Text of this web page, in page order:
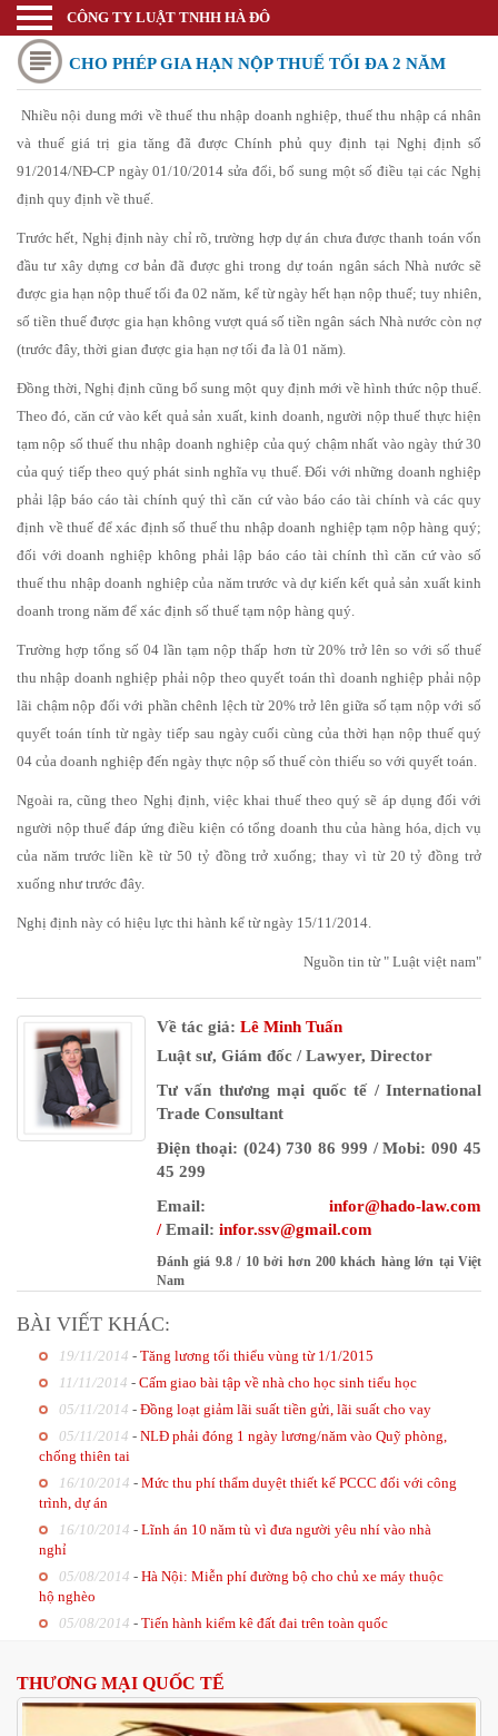
Luật sư
Trang chủ
Thương mại quốc tế
Thành lập doanh nghiệp
Thay đổi đăng ký kinh doanh
Bảo hộ nhãn hiệu
Bảo hộ kiểu dáng sáng chế
Bảo hộ bản quyền tác giả
Giấy phép Y tế - Văn Hóa
Thư viện pháp luật
CÔNG TY LUẬT TNHH HÀ ĐÔ
CHO PHÉP GIA HẠN NỘP THUẾ TỐI ĐA 2 NĂM
Nhiều nội dung mới về thuế thu nhập doanh nghiệp, thuế thu nhập cá nhân
và thuế giá trị gia tăng đã được Chính phủ quy định tại Nghị định số
91/2014/NĐ-CP ngày 01/10/2014 sửa đổi, bổ sung một số điều tại các Nghị
định quy định về thuế.
Trước hết, Nghị định này chỉ rõ, trường hợp dự án chưa được thanh toán vốn
đầu tư xây dựng cơ bản đã được ghi trong dự toán ngân sách Nhà nước sẽ
được gia hạn nộp thuế tối đa 02 năm, kể từ ngày hết hạn nộp thuế; tuy nhiên,
số tiền thuế được gia hạn không vượt quá số tiền ngân sách Nhà nước còn nợ
(trước đây, thời gian được gia hạn nợ tối đa là 01 năm).
Đồng thời, Nghị định cũng bổ sung một quy định mới về hình thức nộp thuế.
Theo đó, căn cứ vào kết quả sản xuất, kinh doanh, người nộp thuế thực hiện
tạm nộp số thuế thu nhập doanh nghiệp của quý chậm nhất vào ngày thứ 30
của quý tiếp theo quý phát sinh nghĩa vụ thuế. Đối với những doanh nghiệp
phải lập báo cáo tài chính quý thì căn cứ vào báo cáo tài chính và các quy
định về thuế để xác định số thuế thu nhập doanh nghiệp tạm nộp hàng quý;
đối với doanh nghiệp không phải lập báo cáo tài chính thì căn cứ vào số
thuế thu nhập doanh nghiệp của năm trước và dự kiến kết quả sản xuất kinh
doanh trong năm để xác định số thuế tạm nộp hàng quý.
Trường hợp tổng số 04 lần tạm nộp thấp hơn từ 20% trở lên so với số thuế
thu nhập doanh nghiệp phải nộp theo quyết toán thì doanh nghiệp phải nộp
lãi chậm nộp đối với phần chênh lệch từ 20% trở lên giữa số tạm nộp với số
quyết toán tính từ ngày tiếp sau ngày cuối cùng của thời hạn nộp thuế quý
04 của doanh nghiệp đến ngày thực nộp số thuế còn thiếu so với quyết toán.
Ngoài ra, cũng theo Nghị định, việc khai thuế theo quý sẽ áp dụng đối với
người nộp thuế đáp ứng điều kiện có tổng doanh thu của hàng hóa, dịch vụ
của năm trước liền kề từ 50 tỷ đồng trở xuống; thay vì từ 20 tỷ đồng trở
xuống như trước đây.
Nghị định này có hiệu lực thi hành kể từ ngày 15/11/2014.
Nguồn tin từ " Luật việt nam"
Về tác giả: Lê Minh Tuấn
Luật sư, Giám đốc / Lawyer, Director
Tư vấn thương mại quốc tế / International
Trade Consultant
Điện thoại: (024) 730 86 999 / Mobi: 090 45
45 299
Email: infor@hado-law.com
/Email: infor.ssv@gmail.com
Đánh giá 9.8/ 10 bởi hơn 200 khách hàng lớn tại Việt
Nam
BÀI VIẾT KHÁC:
19/11/2014 - Tăng lương tối thiểu vùng từ 1/1/2015
11/11/2014 - Cấm giao bài tập về nhà cho học sinh tiểu học
05/11/2014 - Đồng loạt giảm lãi suất tiền gửi, lãi suất cho vay
05/11/2014 - NLĐ phải đóng 1 ngày lương/năm vào Quỹ phòng,
chống thiên tai
16/10/2014 - Mức thu phí thẩm duyệt thiết kế PCCC đối với công
trình, dự án
16/10/2014 - Lĩnh án 10 năm tù vì đưa người yêu nhí vào nhà
nghỉ
05/08/2014 - Hà Nội: Miễn phí đường bộ cho chủ xe máy thuộc
hộ nghèo
05/08/2014 - Tiến hành kiểm kê đất đai trên toàn quốc
THƯƠNG MẠI QUỐC TẾ